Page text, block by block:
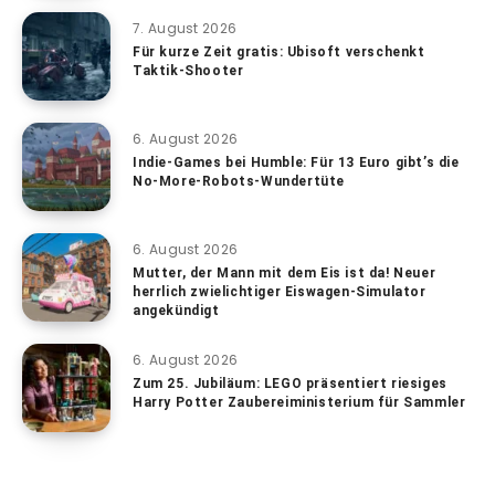
7. August 2026
Für kurze Zeit gratis: Ubisoft verschenkt
Taktik-Shooter
6. August 2026
Indie-Games bei Humble: Für 13 Euro gibt’s die
No-More-Robots-Wundertüte
6. August 2026
Mutter, der Mann mit dem Eis ist da! Neuer
herrlich zwielichtiger Eiswagen-Simulator
angekündigt
6. August 2026
Zum 25. Jubiläum: LEGO präsentiert riesiges
Harry Potter Zaubereiministerium für Sammler